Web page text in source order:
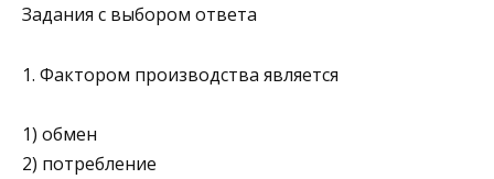
Задания с выбором ответа
1. Фактором производства является
1) обмен
2) потребление